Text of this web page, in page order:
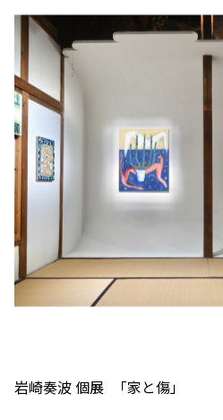
岩崎奏波 個展 「家と傷」